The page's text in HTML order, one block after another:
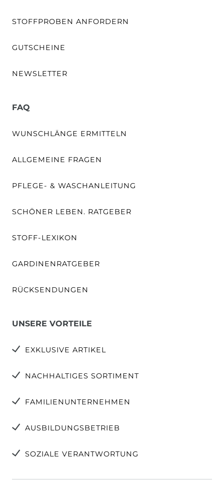
STOFFPROBEN ANFORDERN
GUTSCHEINE
NEWSLETTER
FAQ
WUNSCHLÄNGE ERMITTELN
ALLGEMEINE FRAGEN
PFLEGE- & WASCHANLEITUNG
SCHÖNER LEBEN. RATGEBER
STOFF-LEXIKON
GARDINENRATGEBER
RÜCKSENDUNGEN
UNSERE VORTEILE
EXKLUSIVE ARTIKEL
NACHHALTIGES SORTIMENT
FAMILIENUNTERNEHMEN
AUSBILDUNGSBETRIEB
SOZIALE VERANTWORTUNG